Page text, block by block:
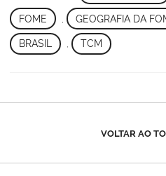
FOME GEOGRAFIA DA
BRASIL , TCM
VOLTAR AO